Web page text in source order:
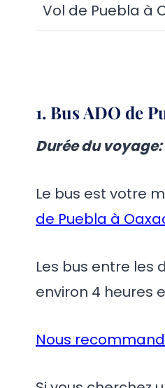
Vol de Puebla à
1. Bus ADO de
Durée du voyage
Le bus est votre
de Puebla à
Les bus entre les
environ 4 heures
Nous